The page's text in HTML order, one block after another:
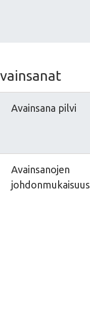
Avainsana pilvi
Avainsanojen
johdonmukaisuus